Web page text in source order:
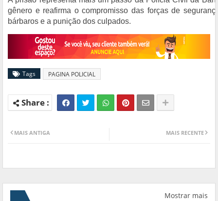
gênero e reafirma o compromisso das forças de
bárbaros e a punição dos culpados.
Tags PAGINA POLICIAL
MAIS RECENTE
MAIS ANTIGA
Mostrar mais